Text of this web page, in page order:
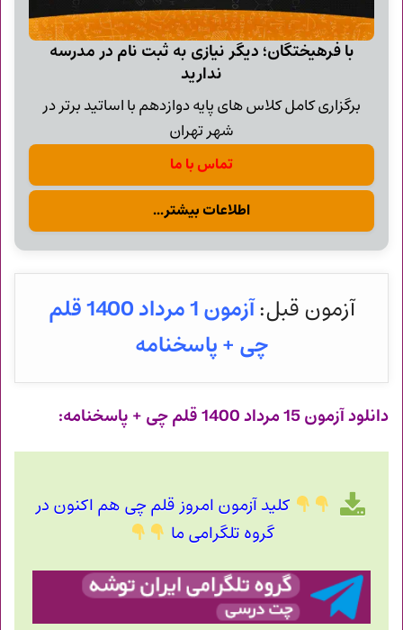
با فرهیختگان؛ دیگر نیازی به ثبت نام در مدرسه
ندارید
برگزاری کامل کلاس های پایه دوازدهم با اساتید برتر در
شهر تهران
تماس با ما
اطلاعات بیشتر...
آزمون قبل:
آزمون 1 مرداد 1400 قلم
چی + پاسخنامه
دانلود آزمون15 مرداد
کلید آزمون امروز قلم چی هم اکنون در
گروه تلگرامی ما